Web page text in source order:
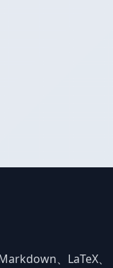
、LaTeX、